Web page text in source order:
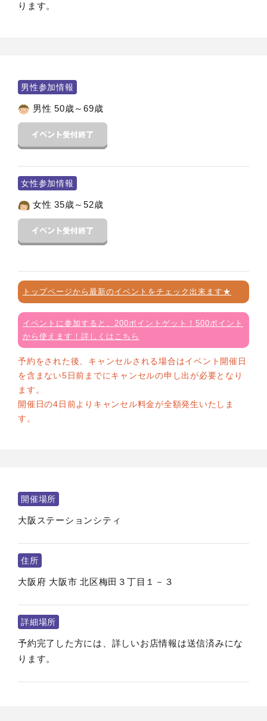
ります。
男性参加情報
男性 50歳～69歳
女性参加情報
女性 35歳～52歳
トップページから最新のイベントをチェック出来ます★
イベントに参加すると、200ポイントゲット！500ポイント
から使えます！詳しくはこちら
予約をされた後、キャンセルされる場合はイベント開催日
を含まない5日前までにキャンセルの申し出が必要となり
ます。
開催日の4日前よりキャンセル料金が全額発生いたしま
す。
開催場所
大阪ステーションシティ
住所
大阪府 大阪市 北区梅田３丁目１－３
詳細場所
予約完了した方には、詳しいお店情報は送信済みにな
ります。